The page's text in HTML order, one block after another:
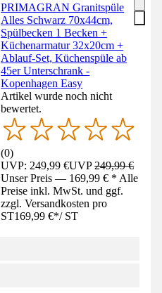
PRIMAGRAN Granitspüle
Alles Schwarz 70x44cm,
Spülbecken 1 Becken +
Küchenarmatur 32x20cm +
Ablauf-Set, Küchenspüle ab
45er Unterschrank -
Kopenhagen Easy
Artikel wurde noch nicht
bewertet.
(0)
UVP: 249,99 €UVP249,99 €
Unser Preis — 169,99 € * Alle
Preise inkl. MwSt. und ggf.
zzgl. Versandkosten pro
ST169,99 €*/ ST